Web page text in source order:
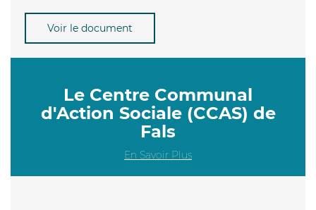
Voir le document
Le Centre Communal
d'Action Sociale (CCAS) de
Fals
En Savoir Plus